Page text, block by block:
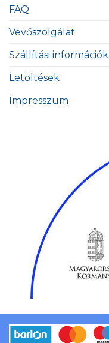
FAQ
Vevőszolgálat
Szállítási információk
Letöltések
Impresszum